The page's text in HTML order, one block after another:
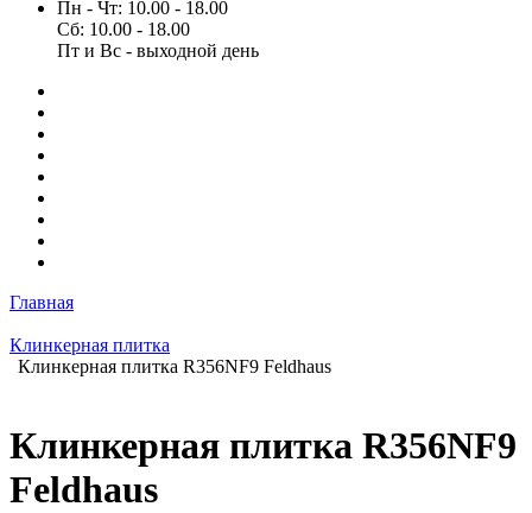
Пн - Чт: 10.00 - 18.00
Сб: 10.00 - 18.00
Пт и Вс - выходной день
Главная
Клинкерная плитка
Клинкерная плитка R356NF9 Feldhaus
Клинкерная плитка R356NF9
Feldhaus